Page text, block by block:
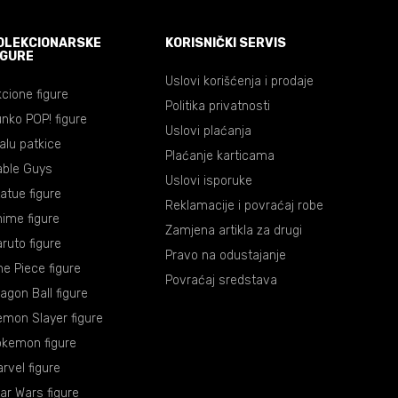
figure
POP! figure
patkice
Guys
figure
figure
figure
Piece figure
Ball figure
Slayer figure
figure
figure
Wars figure
KORISNIČKI SERVIS
Uslovi korišćenja i prodaje
Politika privatnosti
Uslovi plaćanja
Plaćanje karticama
Uslovi isporuke
Reklamacije i povraćaj robe
Zamjena artikla za drugi
Pravo na odustajanje
Povraćaj sredstava